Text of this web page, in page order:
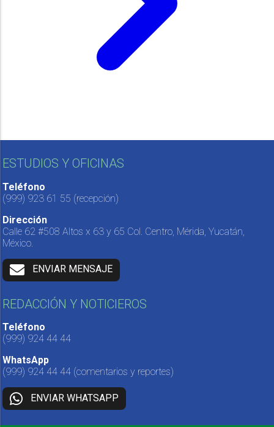
ESTUDIOS Y OFICINAS
Teléfono
(999) 923 61 55 (recepción)
Dirección
Calle 62 #508 Altos x 63 y 65 Col. Centro, Mérida, Yucatán,
México.
ENVIAR MENSAJE
REDACCIÓN Y NOTICIEROS
Teléfono
(999) 924 44 44
WhatsApp
(999) 924 44 44 (comentarios y reportes)
ENVIAR WHATSAPP